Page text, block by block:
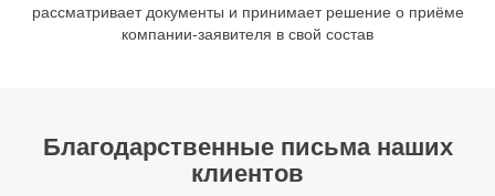
рассматривает документы и принимает решение о приёме
компании-заявителя в свой состав
Благодарственные письма наших
клиентов